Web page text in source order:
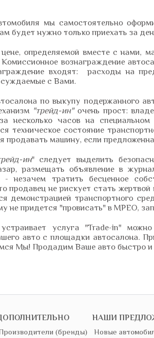
мы самостоятельно
будет нужно только приехать за
определяемой вместе с нами,
вознаграждение
входят: расходы на
с Вами.
по выкупу подержанного
"трейд-ин"очень прост:
несколько часов на специальном
техническое состояние
продавать машину, если
ин" следует выделить
размещать объявление в
незачем тратить бесценное
продавец не рискует стать
демонстрацией транспортного
не придется "провисать" в МРЕО,
услуга "Trade-in" можно
авто с площадки автосалона.
Мы! Продадим Ваше авто быстро и
(бренды)
НАШИ
Новые